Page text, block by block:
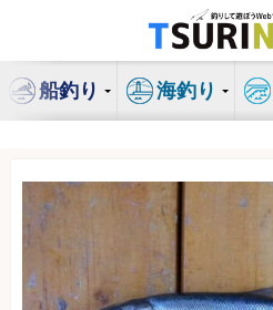
ン
船釣り 海釣り